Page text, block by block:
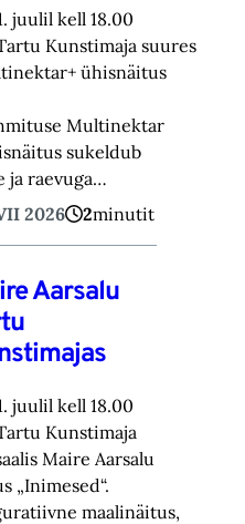
juulil kell 18.00
Kunstimaja suures
ühisnäitus
Multinektar
sukeldub
ja raevuga…
2026
2minutit
Aarsalu
juulil kell 18.00
Kunstimaja
Maire Aarsalu
„Inimesed“.
maalinäitus,